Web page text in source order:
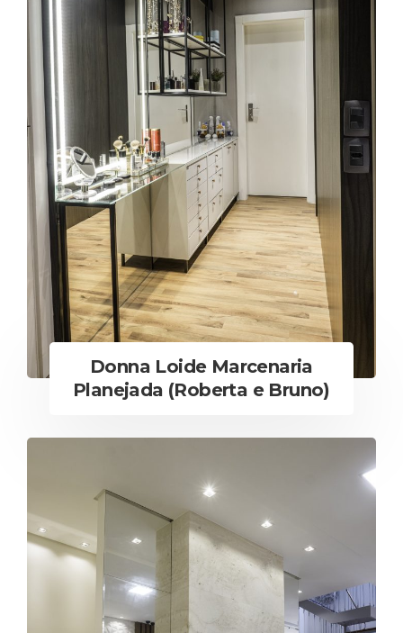
Donna Loide Marcenaria
Planejada (Roberta e Bruno)